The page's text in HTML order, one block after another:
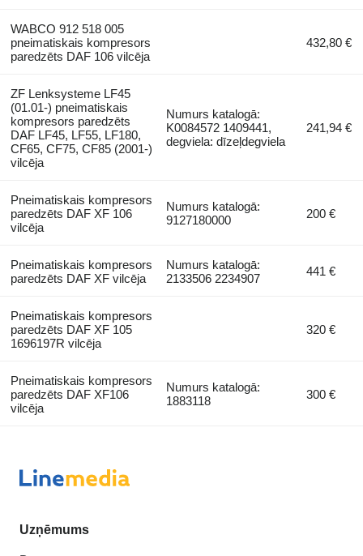
WABCO 912 518 005
pneimatiskais kompresors
paredzēts DAF 106 vilcēja
432,80 €
ZF Lenksysteme LF45
(01.01-) pneimatiskais
kompresors paredzēts
DAF LF45, LF55, LF180,
CF65, CF75, CF85 (2001-)
vilcēja
Numurs katalogā:
K0084572 1409441,
degviela: dīzeļdegviela
241,94 €
Pneimatiskais kompresors
paredzēts DAF XF 106
vilcēja
Numurs katalogā:
9127180000
200 €
Pneimatiskais kompresors
paredzēts DAF XF vilcēja
Numurs katalogā:
2133506 2234907
441 €
Pneimatiskais kompresors
paredzēts DAF XF 105
1696197R vilcēja
320 €
Pneimatiskais kompresors
paredzēts DAF XF106
vilcēja
Numurs katalogā:
1883118
300 €
Uzņēmums